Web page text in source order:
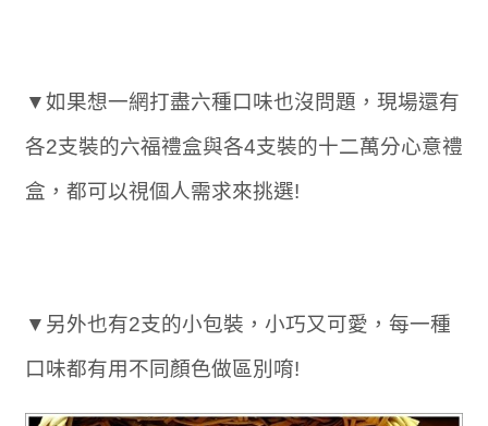
▼如果想一網打盡六種口味也沒問題，現場還有
各2支裝的六福禮盒與各4支裝的十二萬分心意禮
盒，都可以視個人需求來挑選!
▼另外也有2支的小包裝，小巧又可愛，每一種
口味都有用不同顏色做區別唷!